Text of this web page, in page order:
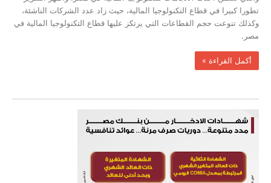
تطورا كبيرا في قطاع التكنولوجيا المالية، حيث زاد عدد الشركات الناشئة،
وكذلك تنوعت حجم القطاعات التي يرتكز عليها قطاع التكنولوجيا المالية في
مصر.
‫أكمل القراءة »‬